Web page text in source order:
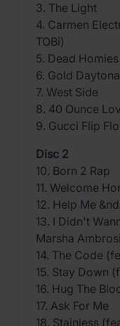
3. The Light
4. Carmen
TOBi)
5. Dead
6. Gold
7. West Side
8. 40 Ounce
9. Gucci Flip
Disc 2
10. Born 2 Rap
11. Welcome
12. Help Me
13. I Didn't
Marsha
14. The Code
15. Stay Down
16. Hug The
17. Ask For Me
18. Stainless